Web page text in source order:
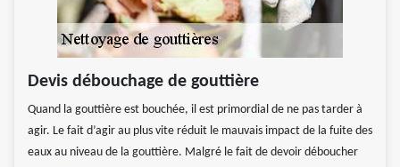
Devis débouchage de gouttière
Quand la gouttière est bouchée, il est primordial de ne pas tarder à
agir. Le fait d’agir au plus vite réduit le mauvais impact de la fuite des
eaux au niveau de la gouttière. Malgré le fait de devoir déboucher